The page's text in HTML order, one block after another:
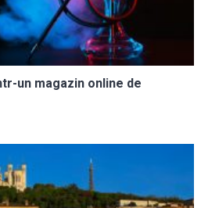
un magazin online de